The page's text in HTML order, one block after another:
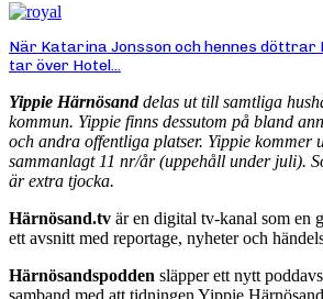
När Katarina Jonsson och hennes döttrar
tar över Hotel...
Yippie Härnösanddelas ut till samtliga
kommun. Yippie finns dessutom på bland
och andra offentliga platser. Yippie kommer
sammanlagt 11 nr/år (uppehåll under juli).
är extra tjocka.
Härnösand.tv är en digital tv-kanal som en
ett avsnitt med reportage, nyheter och
Härnösandspodden släpper ett nytt